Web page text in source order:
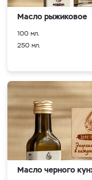
Масло рыжиковое
100 мл.
250 мл.
Масло черного